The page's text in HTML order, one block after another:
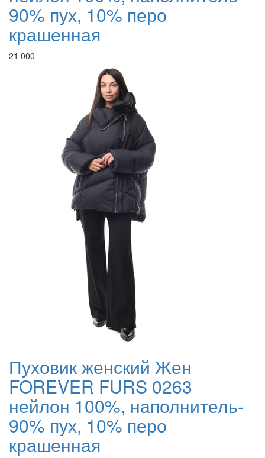
90% пух, 10% перо
крашенная
21 000
Пуховик женский Жен
FOREVER FURS 0263
нейлон 100%, наполнитель-
90% пух, 10% перо
крашенная